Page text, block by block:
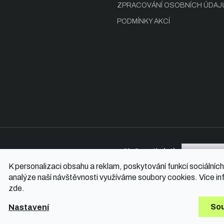
K personalizaci obsahu a reklam, poskytování funkcí
analýze naší návštěvnosti využíváme soubory cookies. Více
zde.
Nastavení
s
ZPRACOVÁNÍ OSOBNÍCH
PODMÍNKY AKCÍ
Možnosti platby
Vytvořil